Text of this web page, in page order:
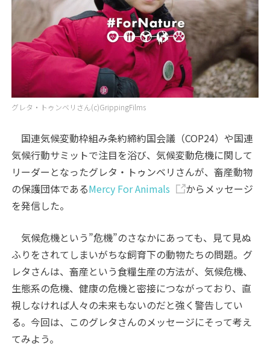
グレタ・トゥンベリさん(c)GrippingFilms
国連気候変動枠組み条約締約国会議（COP24）や国連
気候行動サミットで注目を浴び、気候変動危機に関して
リーダーとなったグレタ・トゥンベリさんが、畜産動物
の保護団体であるMercy For Animals
からメッセージ
を発信した。
気候危機という”危機”のさなかにあっても、見て見ぬ
ふりをされてしまいがちな飼育下の動物たちの問題。グ
レタさんは、畜産という食糧生産の方法が、気候危機、
生態系の危機、健康の危機と密接につながっており、直
視しなければ人々の未来もないのだと強く警告してい
る。今回は、このグレタさんのメッセージにそって考え
てみよう。